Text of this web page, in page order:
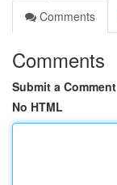
Comments
Comments
Submit a Comment
No HTML